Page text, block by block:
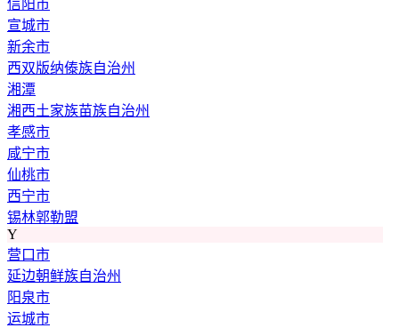
信阳市
宣城市
新余市
西双版纳傣族自治州
湘潭
湘西土家族苗族自治州
孝感市
咸宁市
仙桃市
西宁市
锡林郭勒盟
Y
营口市
延边朝鲜族自治州
阳泉市
运城市